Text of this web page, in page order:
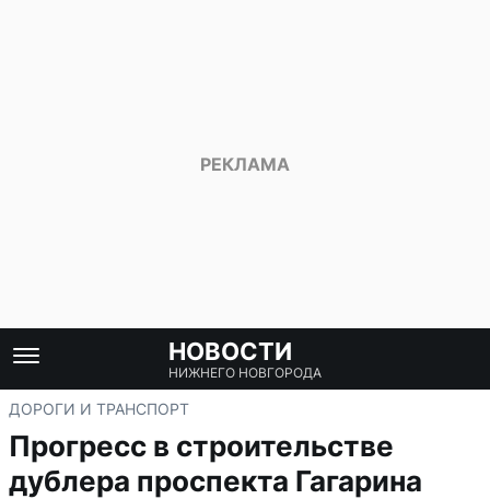
НОВОСТИ
НИЖНЕГО НОВГОРОДА
ДОРОГИ И ТРАНСПОРТ
Прогресс в строительстве
дублера проспекта Гагарина